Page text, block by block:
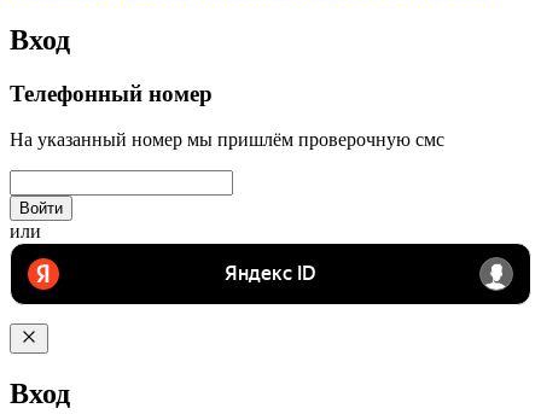
Вход
Телефонный номер
На указанный номер мы пришлём проверочную смс
Войти
или
Вход